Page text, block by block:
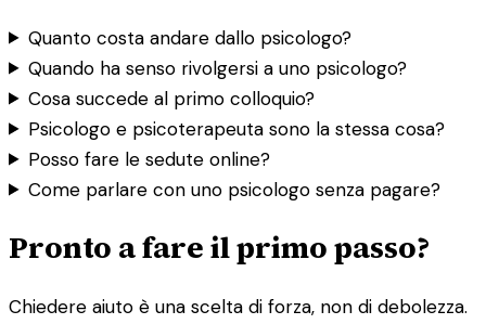
Quanto costa andare dallo psicologo?
Quando ha senso rivolgersi a uno psicologo?
Cosa succede al primo colloquio?
Psicologo e psicoterapeuta sono la stessa cosa?
Posso fare le sedute online?
Come parlare con uno psicologo senza pagare?
Pronto a fare il primo passo?
Chiedere aiuto è una scelta di forza, non di debolezza.